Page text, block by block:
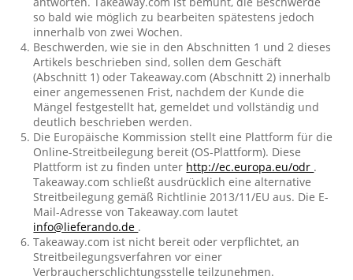
so bald wie möglich zu bearbeiten spätestens jedoch
innerhalb von zwei Wochen.
Beschwerden, wie sie in den Abschnitten 1 und 2 dieses
Artikels beschrieben sind, sollen dem Geschäft
(Abschnitt 1) oder Takeaway.com (Abschnitt 2) innerhalb
einer angemessenen Frist, nachdem der Kunde die
Mängel festgestellt hat, gemeldet und vollständig und
deutlich beschrieben werden.
Die Europäische Kommission stellt eine Plattform für die
Online-Streitbeilegung bereit (OS-Plattform). Diese
Plattform ist zu finden unter http://ec.europa.eu/odr .
Takeaway.com schließt ausdrücklich eine alternative
Streitbeilegung gemäß Richtlinie 2013/11/EU aus. Die E-
Mail-Adresse von Takeaway.com lautet
info@lieferando.de .
Takeaway.com ist nicht bereit oder verpflichtet, an
Streitbeilegungsverfahren vor einer
Verbraucherschlichtungsstelle teilzunehmen.